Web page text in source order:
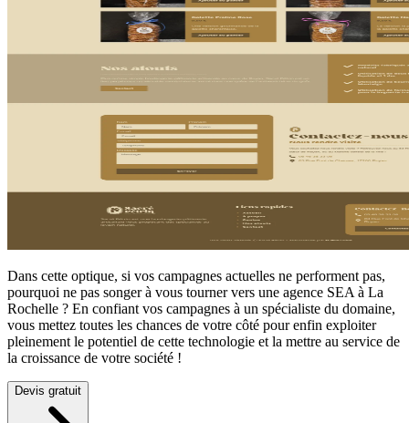
Dans cette optique, si vos campagnes actuelles ne performent pas,
pourquoi ne pas songerà vous tourner vers une agence SEA à La
Rochelle ? En confiant vos campagnes à un spécialiste du domaine,
vous mettez toutes les chances de votre côté pour enfin exploiter
pleinement le potentiel de cette technologie et la mettre au service de
la croissance de votre société !
Devis gratuit